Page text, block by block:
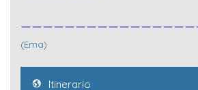
(Ema)
Itinerario